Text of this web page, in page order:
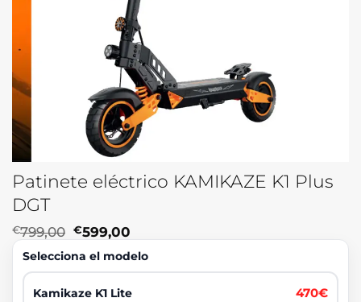
Patinete eléctrico KAMIKAZE K1 Plus
DGT
€799,00 El
precio
original
era:
€799,00.
€599,00
precio
actual
es:
Selecciona el modelo
Kamikaze K1 Lite 470€